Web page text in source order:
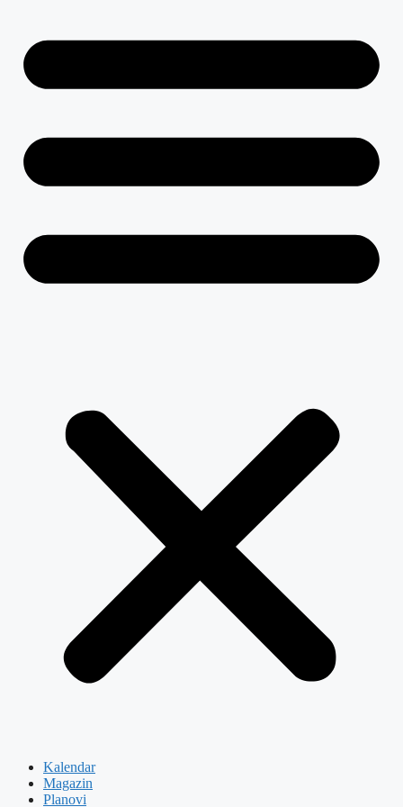
Kalendar
Magazin
Planovi